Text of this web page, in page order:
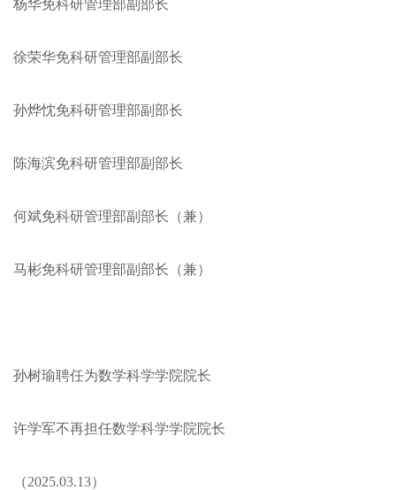
杨华免科研管理部副部长
徐荣华免科研管理部副部长
孙烨忱免科研管理部副部长
陈海滨免科研管理部副部长
何斌免科研管理部副部长（兼）
马彬免科研管理部副部长（兼）
孙树瑜聘任为数学科学学院院长
许学军不再担任数学科学学院院长
（2025.03.13）